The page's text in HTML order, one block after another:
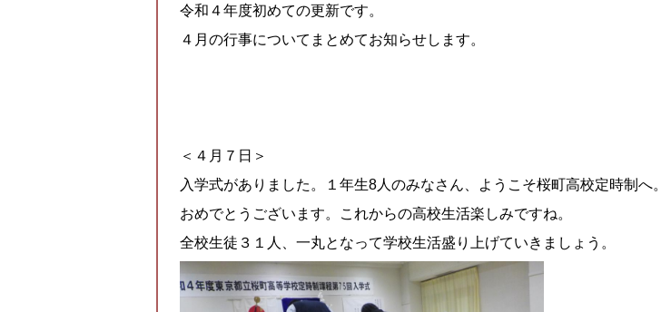
令和４年度初めての更新です。
４月の行事についてまとめてお知らせします。
＜４月７日＞
入学式がありました。１年生8人のみなさん、ようこそ桜町高校定時制へ。
おめでとうございます。これからの高校生活楽しみですね。
全校生徒３１人、一丸となって学校生活盛り上げていきましょう。